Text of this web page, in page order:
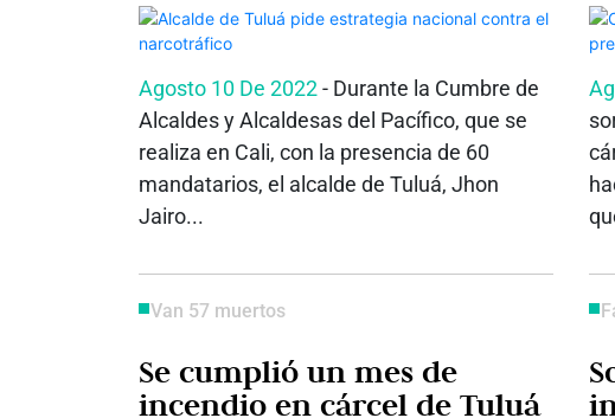
Agosto 10 De 2022- Durante la Cumbre de
Alcaldes y Alcaldesas del Pacífico, que se
realiza en Cali, con la presencia de 60
mandatarios, el alcalde de Tuluá, Jhon
Jairo...
Van 57 muertos
Se cumplió un mes de
incendio en cárcel de Tuluá